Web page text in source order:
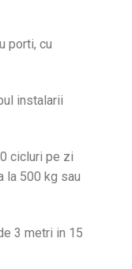
porti, cu
instalarii
cicluri pe zi
la 500 kg sau
3 metri in 15